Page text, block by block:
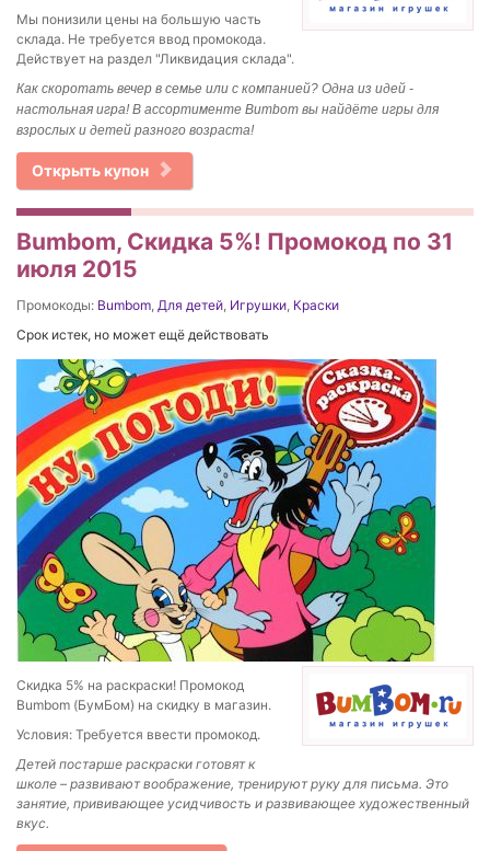
Мы понизили цены на большую часть
склада. Не требуется ввод промокода.
Действует на раздел "Ликвидация склада".
Как скоротать вечер в семье или с компанией? Одна из идей -
настольная игра! В ассортименте Bumbom вы найдёте игры для
взрослых и детей разного возраста!
Открыть купон
Bumbom, Скидка 5%! Промокод по 31
июля 2015
Промокоды: Bumbom Для детей Игрушки Краски
Срок истек, но может ещё действовать
Скидка 5% на раскраски! Промокод
Bumbom (БумБом) на скидку в магазин.
Условия: Требуется ввести промокод.
Детей постарше раскраски готовят к
школе – развивают воображение, тренируют руку для письма. Это
занятие, прививающее усидчивость и развивающее художественный
вкус.